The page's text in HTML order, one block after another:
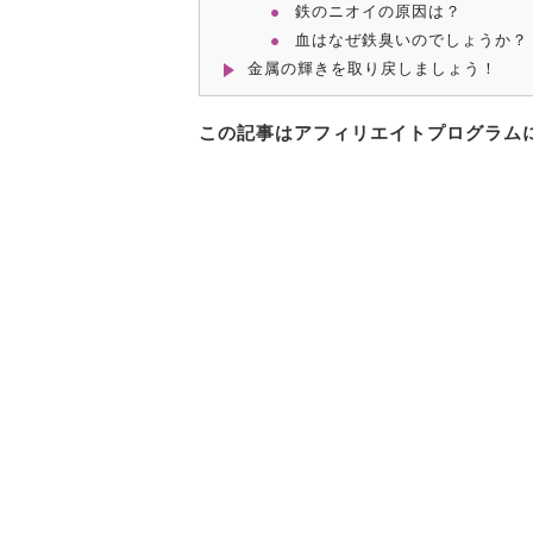
鉄のニオイの原因は？
血はなぜ鉄臭いのでしょうか？
金属の輝きを取り戻しましょう！
この記事はアフィリエイトプログラム